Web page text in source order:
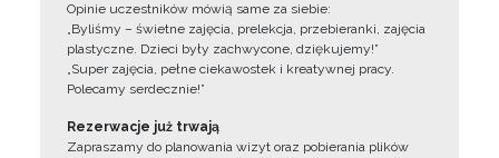
Opinie uczestników mówią same za siebie:
„Byliśmy – świetne zajęcia, prelekcja, przebieranki, zajęcia
plastyczne. Dzieci były zachwycone, dziękujemy!”
„Super zajęcia, pełne ciekawostek i kreatywnej pracy.
Polecamy serdecznie!”
Rezerwacje już trwają
Zapraszamy do planowania wizyt oraz pobierania plików